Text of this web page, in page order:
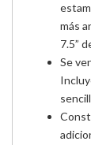
más
7.5”
Se